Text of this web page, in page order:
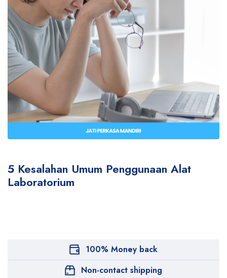
5 Kesalahan Umum Penggunaan Alat
Laboratorium
100% Money back
Non-contact shipping